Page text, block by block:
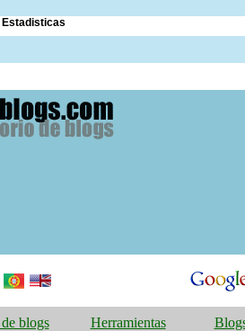
Estadisticas
blogs Herramientas